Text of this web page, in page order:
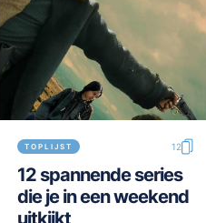
TOPLIJST 12
12 spannende series
die je in een weekend
uitkijkt